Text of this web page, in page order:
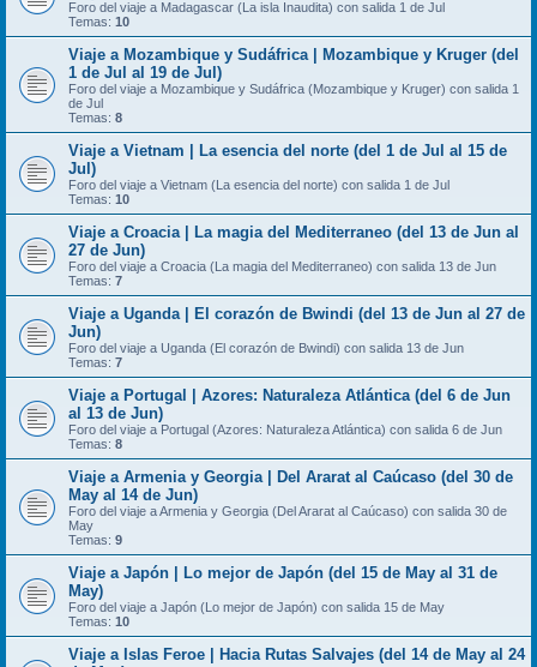
Foro del viaje a Madagascar (La isla Inaudita) con salida 1 de Jul
Temas: 10
Viaje a Mozambique y Sudáfrica | Mozambique y Kruger (del
1 de Jul al 19 de Jul)
Foro del viaje a Mozambique y Sudáfrica (Mozambique y Kruger) con salida 1
de Jul
Temas: 8
Viaje a Vietnam | La esencia del norte (del 1 de Jul al 15 de
Jul)
Foro del viaje a Vietnam (La esencia del norte) con salida 1 de Jul
Temas: 10
Viaje a Croacia | La magia del Mediterraneo (del 13 de Jun al
27 de Jun)
Foro del viaje a Croacia (La magia del Mediterraneo) con salida 13 de Jun
Temas: 7
Viaje a Uganda | El corazón de Bwindi (del 13 de Jun al 27 de
Jun)
Foro del viaje a Uganda (El corazón de Bwindi) con salida 13 de Jun
Temas: 7
Viaje a Portugal | Azores: Naturaleza Atlántica (del 6 de Jun
al 13 de Jun)
Foro del viaje a Portugal (Azores: Naturaleza Atlántica) con salida 6 de Jun
Temas: 8
Viaje a Armenia y Georgia | Del Ararat al Caúcaso (del 30 de
May al 14 de Jun)
Foro del viaje a Armenia y Georgia (Del Ararat al Caúcaso) con salida 30 de
May
Temas: 9
Viaje a Japón | Lo mejor de Japón (del 15 de May al 31 de
May)
Foro del viaje a Japón (Lo mejor de Japón) con salida 15 de May
Temas: 10
Viaje a Islas Feroe | Hacia Rutas Salvajes (del 14 de May al 24